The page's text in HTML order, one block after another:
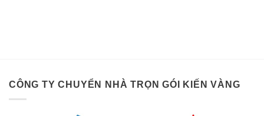
CÔNG TY CHUYỂN NHÀ TRỌN GÓI KIẾN VÀNG